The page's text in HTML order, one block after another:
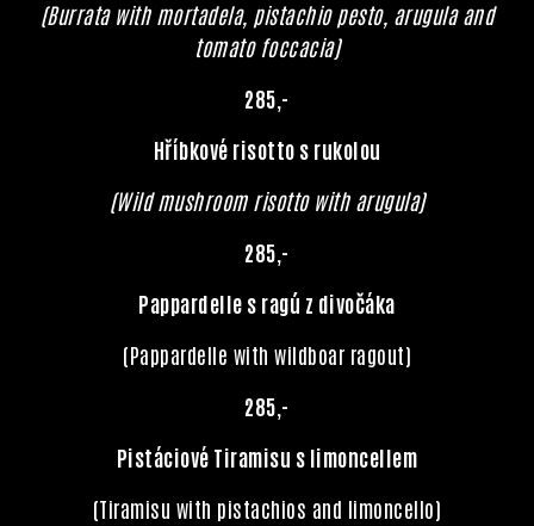
(Burrata with mortadela, pistachio pesto, arugula and
tomato foccacia)
285,-
Hříbkové risotto s rukolou
(Wild mushroom risotto with arugula)
285,-
Pappardelle s ragú z divočáka
(Pappardelle with wildboar ragout)
285,-
Pistáciové Tiramisu s limoncellem
(Tiramisu with pistachios and limoncello)